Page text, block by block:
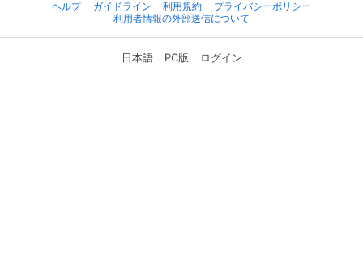
ヘルプ
ガイドライン 利用規約
プライバシーポリシー
利用者情報の外部送信について
日本語 PC版 ログイン